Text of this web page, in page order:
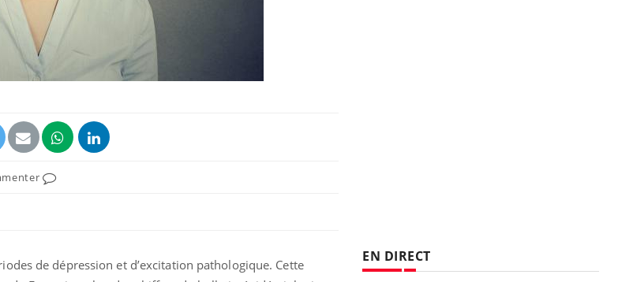
de dépression et d’excitation pathologique. Cette
EN DIRECT